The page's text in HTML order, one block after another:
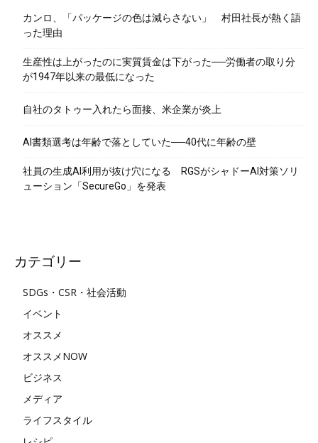
カンロ、「パッケージの色は減らさない」 村田社長が熱く語
った理由
生産性は上がったのに実質賃金は下がった──労働者の取り分
が1947年以来の最低になった
自社のタトゥー入れたら面接、米企業が炎上
AI書類選考は年齢で落としていた──40代に年齢の壁
社員の生成AI利用が抜け穴になる RGSがシャドーAI対策ソリ
ューション「SecureGo」を発表
カテゴリー
SDGs・CSR・社会活動
イベント
オススメ
オススメNOW
ビジネス
メディア
ライフスタイル